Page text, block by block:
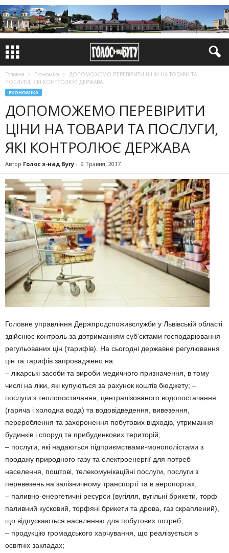
Головна Економіка
ДОПОМОЖЕМО ПЕРЕВІРИТИ ЦІНИ НА ТОВАРИ ТА
ПОСЛУГИ, ЯКІ КОНТРОЛЮЄ ДЕРЖАВА
ЕКОНОМІКА
ДОПОМОЖЕМО ПЕРЕВІРИТИ
ЦІНИ НА ТОВАРИ ТА ПОСЛУГИ,
ЯКІ КОНТРОЛЮЄ ДЕРЖАВА
Автор Голос з-над Бугу - 9 Травня, 2017
Головне управління Держпродспоживслужби у Львівській області
здійснює контроль за дотриманням суб’єктами господарювання
регульованих цін (тарифів). На сьогодні державне регулювання
цін та тарифів запроваджено на:
– лікарські засоби та вироби медичного призначення, в тому
числі на ліки, які купуються за рахунок коштів бюджету; –
послуги з теплопостачання, централізованого водопостачання
(гаряча і холодна вода) та водовідведення, вивезення,
перероблення та захоронення побутових відходів, утримання
будинків і споруд та прибудинкових територій;
– послуги, які надаються підприємствами-монополістами з
продажу природного газу та електроенергії для потреб
населення, поштові, телекомунікаційні послуги, послуги з
перевезень на залізничному транспорті та в аеропортах;
– паливно-енергетичні ресурси (вугілля, вугільні брикети, торф
паливний кусковий, торфяні брикети та дрова, газ скpаплений),
що відпускаються населенню для побутових потреб;
– продукцію громадського харчування, що реалізується в
освітніх закладах;